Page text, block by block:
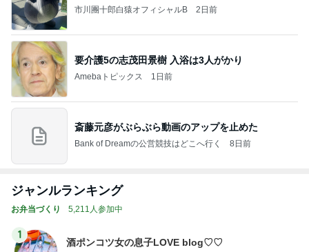
市川團十郎白猿オフィシャルB 2日前
要介護5の志茂田景樹 入浴は3人がかり
Amebaトピックス 1日前
斎藤元彦がぶらぶら動画のアップを止めた
Bank of Dreamの公営競技はどこへ行く 8日前
ジャンルランキング
お弁当づくり 5,211人参加中
1
酒ポンコツ女の息子LOVE blog♡♡